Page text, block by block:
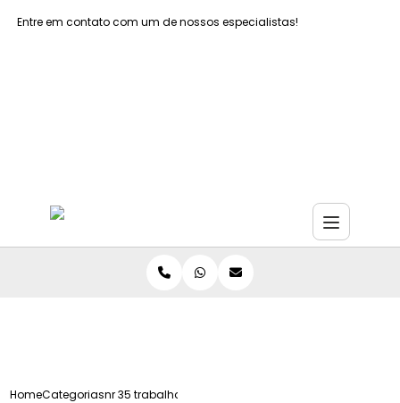
Entre em contato com um de nossos especialistas!
HomeCategoriasnr 35 trabalho altura sao paulo